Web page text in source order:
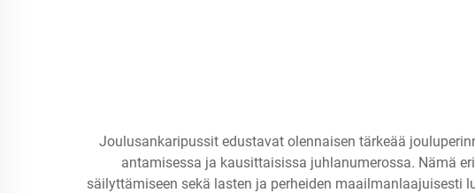
Joulusankaripussit edustavat olennaisen tärkeää
antamisessa ja kausittaisissa juhlanumerossa. Nämä
säilyttämiseen sekä lasten ja perheiden maailmanlaajuisesti